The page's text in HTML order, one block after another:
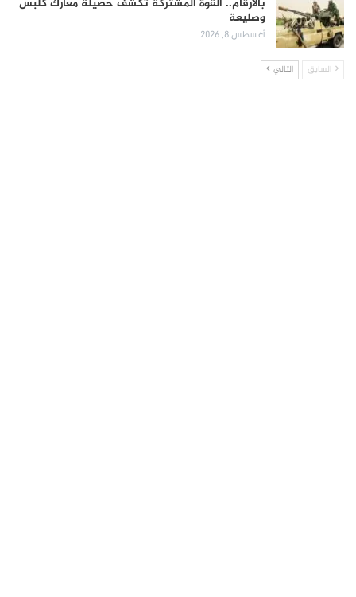
بالأرقام.. القوة المشتركة تكشف حصيلة معارك كلبس
وصليعة
أغسطس 8, 2026
السابق التالي